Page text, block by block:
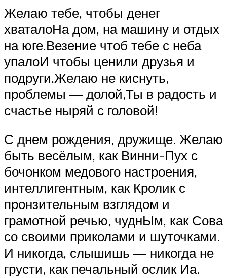
Желаю тебе, чтобы денег
хваталоНа дом, на машину и отдых
на юге.Везение чтоб тебе с неба
упалоИ чтобы ценили друзья и
подруги.Желаю не киснуть,
проблемы — долой,Ты в радость и
счастье ныряй с головой!
С днем рождения, дружище. Желаю
быть весёлым, как Винни-Пух с
бочонком медового настроения,
интеллигентным, как Кролик с
пронзительным взглядом и
грамотной речью, чуднЫм, как Сова
со своими приколами и шуточками.
И никогда, слышишь — никогда не
грусти, как печальный ослик Иа.